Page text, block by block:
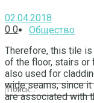
Общество
02.04.2018
0 0
Therefore, this tile
of the floor, stairs or
also used for
wide seams, since
are associated with